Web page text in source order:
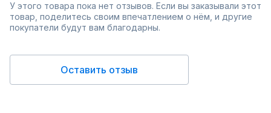
У этого товара пока нет отзывов. Если вы заказывали этот
товар, поделитесь своим впечатлением о нём, и другие
покупатели будут вам благодарны.
Оставить отзыв